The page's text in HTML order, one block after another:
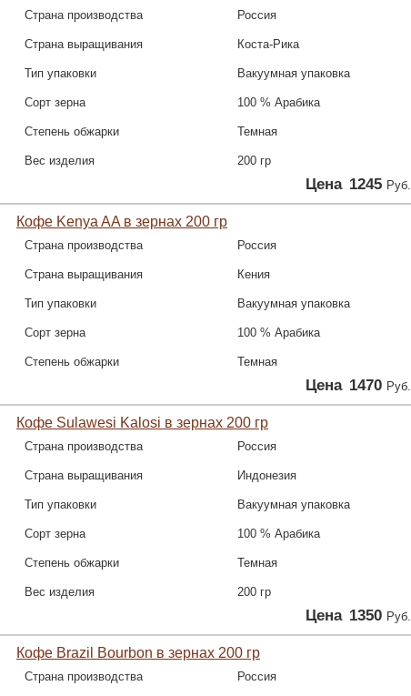
Страна производства Россия
Страна выращивания Коста-Рика
Тип упаковки Вакуумная упаковка
Сорт зерна 100 % Арабика
Степень обжарки Темная
Вес изделия 200 гр
Цена 1245 Руб.
Кофе Kenya AA в зернах 200 гр
Страна производства Россия
Страна выращивания Кения
Тип упаковки Вакуумная упаковка
Сорт зерна 100 % Арабика
Степень обжарки Темная
Цена 1470 Руб.
Кофе Sulawesi Kalosi в зернах 200 гр
Страна производства Россия
Страна выращивания Индонезия
Тип упаковки Вакуумная упаковка
Сорт зерна 100 % Арабика
Степень обжарки Темная
Вес изделия 200 гр
Цена 1350 Руб.
Кофе Brazil Bourbon в зернах 200 гр
Страна производства Россия